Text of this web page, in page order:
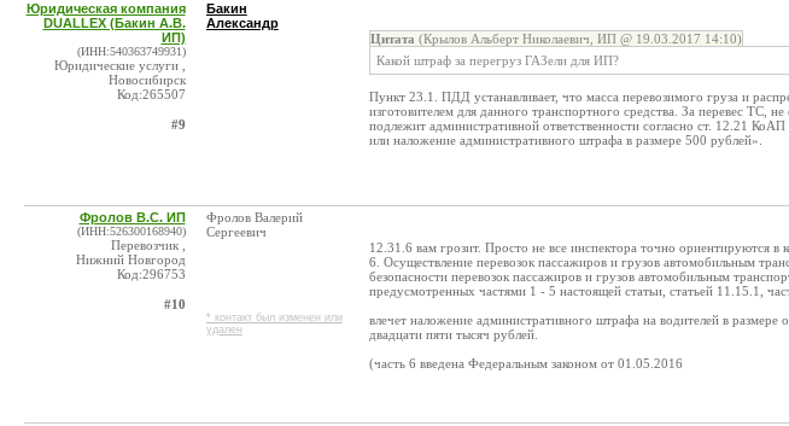
Юридическая компания
DUALLEX (Бакин А.В.
ИП)
(ИНН:540363749931)
Юридические услуги ,
Новосибирск
Код:265507
#9
Бакин
Александр
Цитата (Крылов Альберт Николаевич, ИП @ 19.03.2017 14:10)
Какой штраф за перегруз ГАЗели для ИП?
Пункт 23.1. ПДД устанавливает, что масса перевозимого груза и
изготовителем для данного транспортного средства. За перевес ТС,
подлежит административной ответственности согласно ст. 12.21
или наложение административного штрафа в размере 500 рублей».
Фролов В.С. ИП
(ИНН:526300168940)
Перевозчик ,
Нижний Новгород
Код:296753
#10
Фролов Валерий
Сергеевич
* контакт был изменен или
удален
12.31.6 вам грозит. Просто не все инспектора точно ориентируются в
6. Осуществление перевозок пассажиров и грузов автомобильным
безопасности перевозок пассажиров и грузов автомобильным
предусмотренных частями 1 - 5 настоящей статьи, статьей 11.15.1,
влечет наложение административного штрафа на водителей в
двадцати пяти тысяч рублей.
(часть 6 введена Федеральным законом от 01.05.2016